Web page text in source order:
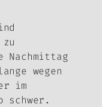
Nachmittag
wegen
im
schwer.